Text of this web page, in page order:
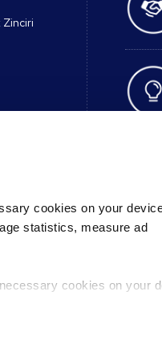
cookies on your
statistics, measure ad
cookies on your
Zinciri